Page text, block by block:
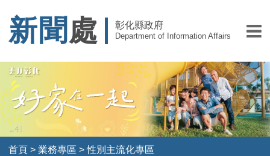
新聞 處 彰化縣政府
Department of Information Affairs
首頁 >業務專區 >性別主流化專區